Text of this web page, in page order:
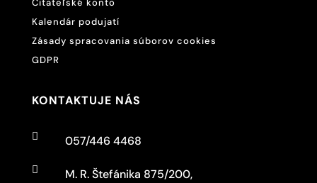
Kalendár podujatí
Zásady spracovania súborov cookies
GDPR
KONTAKTUJE NÁS
 057/446 4468

M. R. Štefánika 875/200,